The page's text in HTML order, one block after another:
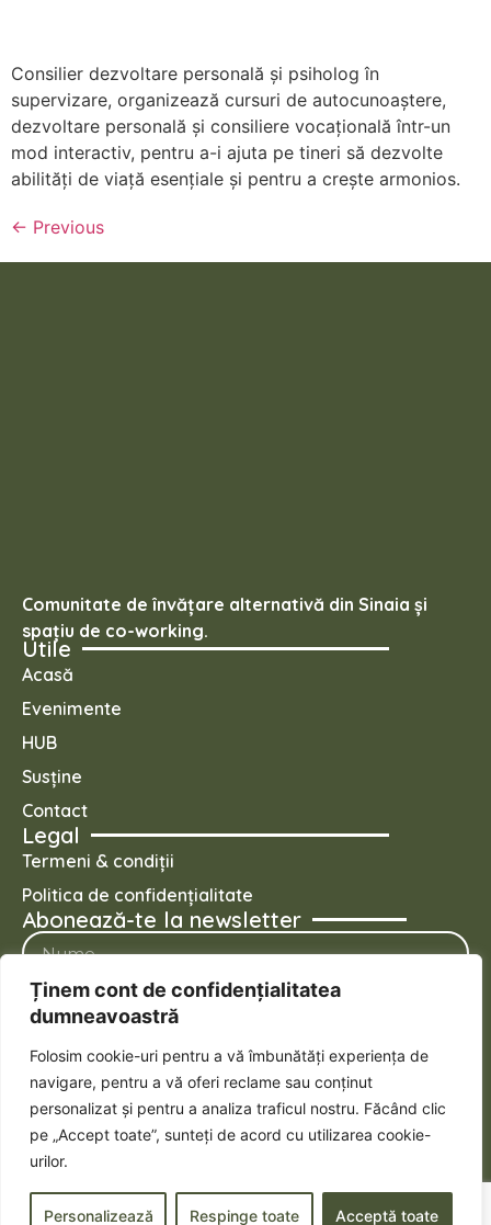
Ținem cont de confidențialitatea
dumneavoastră
Folosim cookie-uri pentru a vă îmbunătăți experiența de
navigare, pentru a vă oferi reclame sau conținut
personalizat și pentru a analiza traficul nostru. Făcând clic
pe „Accept toate”, sunteți de acord cu utilizarea cookie-
urilor.
Personalizează Respinge toate Acceptă toate
Consilier dezvoltare personală și psiholog în
supervizare, organizează cursuri de autocunoaștere,
dezvoltare personală și consiliere vocațională într-un
mod interactiv, pentru a-i ajuta pe tineri să dezvolte
abilități de viață esențiale și pentru a crește armonios.
← Previous
Comunitate de învățare alternativă din Sinaia și
spațiu de co-working.
Utile
Acasă
Evenimente
HUB
Susține
Contact
Legal
Termeni & condiții
Politica de confidențialitate
Abonează-te la newsletter
Mă abonez
Urmărește-ne pe social
© Copyright 2026 Roots Learning Hub. Toate drepturile